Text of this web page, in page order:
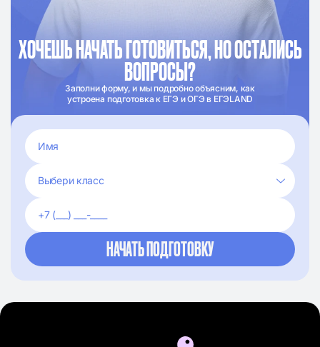
ХОЧЕШЬ НАЧАТЬ ГОТОВИТЬСЯ, НО ОСТАЛИСЬ
ВОПРОСЫ?
Заполни форму, и мы подробно объясним, как
устроена подготовка к ЕГЭ и ОГЭ в ЕГЭLAND